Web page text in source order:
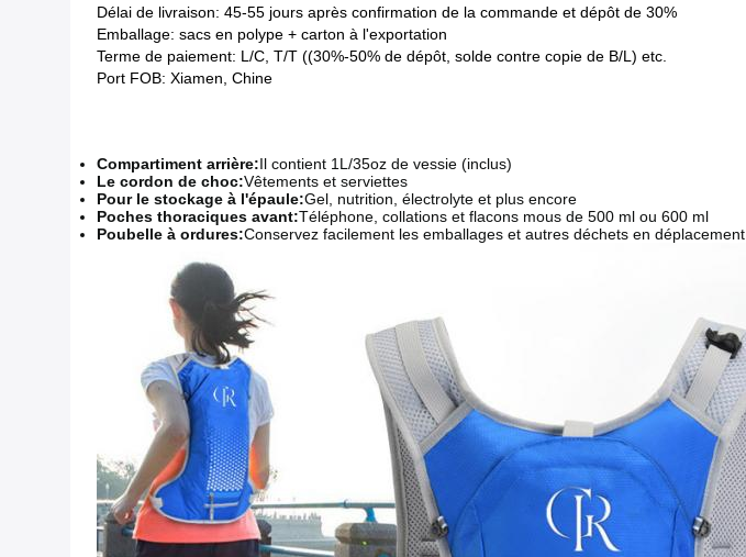
Délai de livraison: 45-55 jours après confirmation de la commande et dépôt de 30%
Emballage: sacs en polype + carton à l'exportation
Terme de paiement: L/C, T/T ((30%-50% de dépôt, solde contre copie de B/L) etc.
Port FOB: Xiamen, Chine
Compartiment arrière:Il contient 1L/35oz de vessie (inclus)
Le cordon de choc:Vêtements et serviettes
Pour le stockage à l'épaule:Gel, nutrition, électrolyte et plus encore
Poches thoraciques avant:Téléphone, collations et flacons mous de 500 ml ou 600 ml
Poubelle à ordures:Conservez facilement les emballages et autres déchets en déplacement